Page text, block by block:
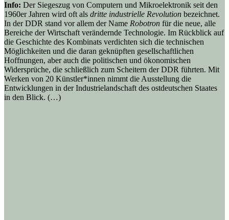
Info: Der Siegeszug von Computern und Mikroelektronik seit den
1960er Jahren wird oft als dritte industrielle Revolution bezeichnet.
In der DDR stand vor allem der Name Robotron für die neue, alle
Bereiche der Wirtschaft verändernde Technologie. Im Rückblick auf
die Geschichte des Kombinats verdichten sich die technischen
Möglichkeiten und die daran geknüpften gesellschaftlichen
Hoffnungen, aber auch die politischen und ökonomischen
Widersprüche, die schließlich zum Scheitern der DDR führten. Mit
Werken von 20 Künstler*innen nimmt die Ausstellung die
Entwicklungen in der Industrielandschaft des ostdeutschen Staates
in den Blick. (…)